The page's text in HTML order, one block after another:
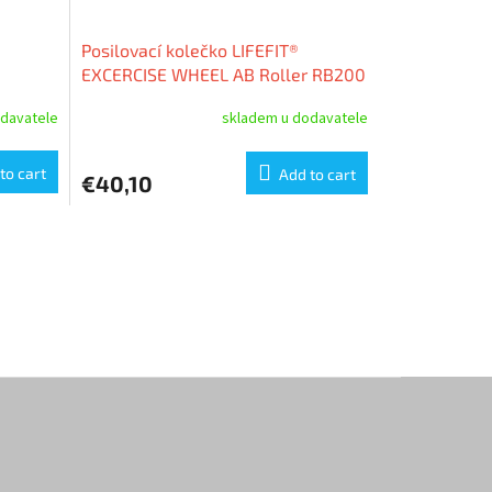
cart
Posilovací kolečko LIFEFIT®
EXCERCISE WHEEL AB Roller RB200
skladem u dodavatele
€40,10 Add to cart